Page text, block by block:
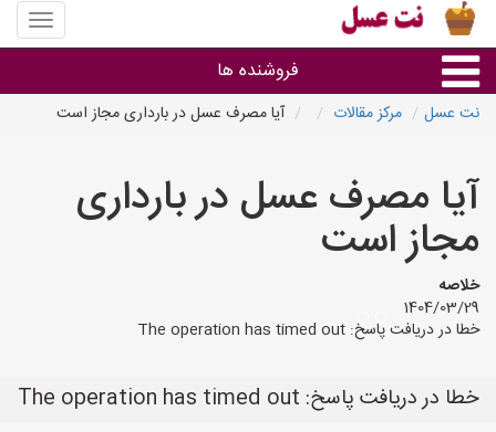
منوی
سایت
عسل
فروشنده ها
استان ها
نت عسل مرکز مقالات آیا مصرف عسل در بارداری مجاز است
آیا مصرف عسل در بارداری
مجاز است
خلاصه
1404/03/29
خطا در دریافت پاسخ: The operation has timed out
خطا در دریافت پاسخ: The operation has timed out